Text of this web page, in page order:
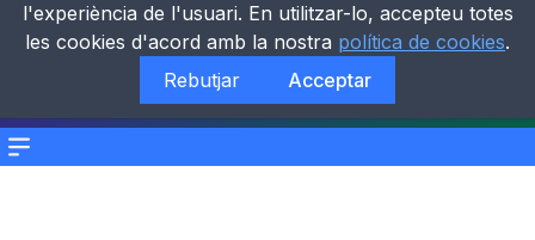
Menu
l'experiència de l'usuari. En utilitzar-lo, accepteu totes
les cookies d'acord amb la nostra política de cookies.
Rebutjar
Acceptar